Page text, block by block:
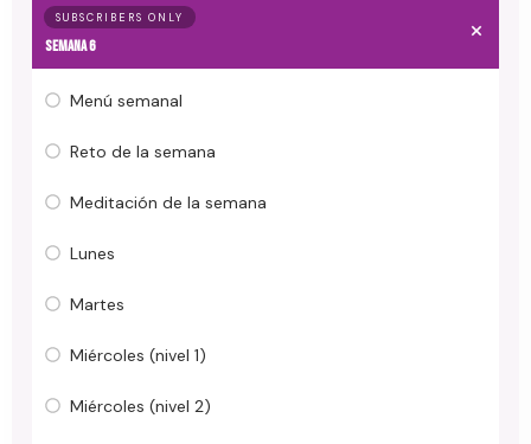
SUBSCRIBERS ONLY
Semana 6
Menú semanal
Reto de la semana
Meditación de la semana
Lunes
Martes
Miércoles (nivel 1)
Miércoles (nivel 2)